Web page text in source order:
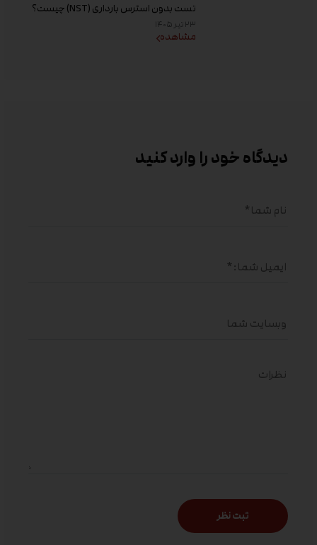
تست بدون استرس بارداری (NST) چیست؟
زمان انجام و تفسیر نتیجه
۲۳ تیر ۱۴۰۵
مشاهده
دیدگاه خود را وارد کنید